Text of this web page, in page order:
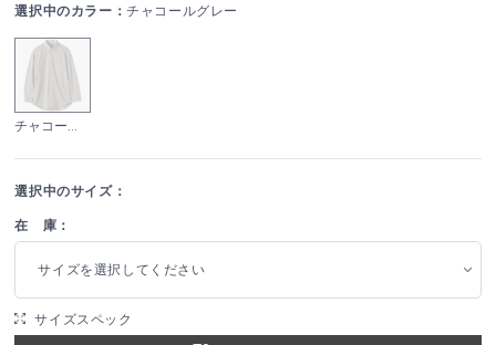
選択中のカラー：チャコールグレー
チャコールグレー
選択中のサイズ：
在 庫：
サイズを選択してください
サイズスペック